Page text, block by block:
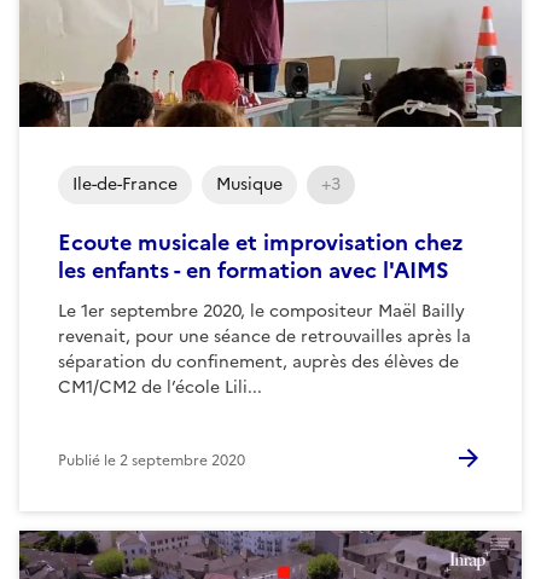
Ecoute musicale et improvisation chez
les enfants - en formation avec l'AIMS
Le 1er septembre 2020, le compositeur Maël Bailly
revenait, pour une séance de retrouvailles après la
séparation du confinement, auprès des élèves de
CM1/CM2 de l’école Lili...
Ile-de-France Musique +3
Publié le2 septembre 2020